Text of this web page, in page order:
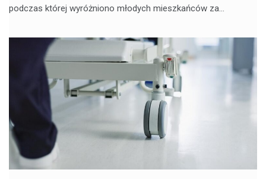
podczas której wyróżniono młodych mieszkańców za…